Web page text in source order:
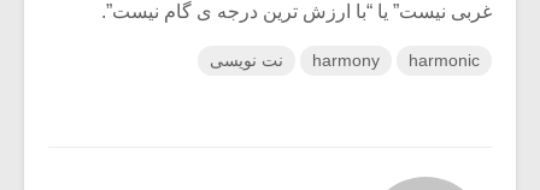
غربی نیست” یا “با ارزش ترین درجه ی گام نیست”.
harmonic
harmony نت نویسی